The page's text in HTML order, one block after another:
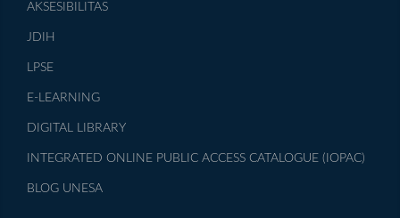
AKSESIBILITAS
JDIH
LPSE
E-LEARNING
DIGITAL LIBRARY
INTEGRATED ONLINE PUBLIC ACCESS CATALOGUE (IOPAC)
BLOG UNESA